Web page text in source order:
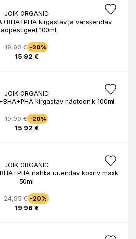
JOIK ORGANIC
kirgastav ja värskendav
100ml
19,90 € -20%
15,92 €
JOIK ORGANIC
kirgastav näotoonik 100ml
19,90 € -20%
15,92 €
JOIK ORGANIC
nahka uuendav kooriv mask
50ml
24,95 € -20%
19,96 €